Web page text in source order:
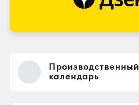
Производственный
календарь